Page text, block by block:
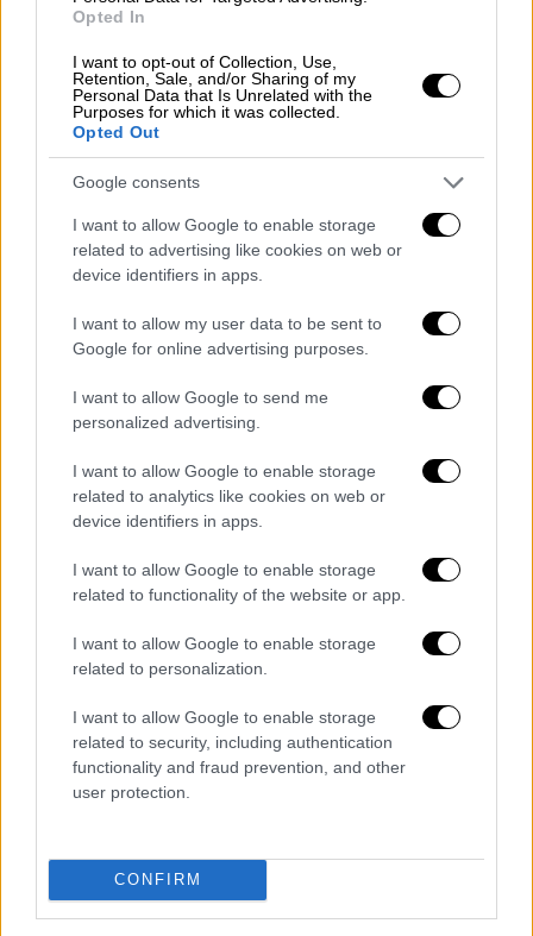
Opted In
I want to opt-out of Collection, Use,
Retention, Sale, and/or Sharing of my
Personal Data that Is Unrelated with the
Purposes for which it was collected.
Opted Out
Google consents
I want to allow Google to enable storage
related to advertising like cookies on web or
device identifiers in apps.
I want to allow my user data to be sent to
Google for online advertising purposes.
I want to allow Google to send me
personalized advertising.
I want to allow Google to enable storage
related to analytics like cookies on web or
device identifiers in apps.
I want to allow Google to enable storage
related to functionality of the website or app.
I want to allow Google to enable storage
related to personalization.
I want to allow Google to enable storage
related to security, including authentication
functionality and fraud prevention, and other
user protection.
CONFIRM
ερωτήσειςτου διδαγμένου κειμένου, που
αυτές θα προστεθούν στη μετάφραση του
αδίδακτου, το άριστα για το οποίο θα είναι
πλέον 10 μονάδες στις 20, από 8 που ήταν
μέχρι πέρυσι.
Ειδικά μαθήματα
Με το πέρας τωνεξετάσεων
(ΕΠΑΛ) θα ακολουθήσουν οι εξετάσεις για τα
ειδικά μαθήματα, από17 έως και 29 Ιουνίου
Αρχικά, στις17 Ιουνίουοι υποψήφιοιθα
στις 19 Ιουνίου στα Γερμανικά. Στη συνέχεια,
θα διεξαχθούν οι εξετάσεις τουΕλεύθερου
και Γραμμικού Σχεδίου
αντίστοιχα).
μαθημάτων που αφορούν στην εισαγωγή
μουσικά τμήματα: Αρμονία (22 Ιουνίου),
Έλεγχος Μουσικών Ακουστικών Ικανοτήτων
(23 Ιουνίου), Μουσική Αντίληψη και Γνώση
(24 Ιουνίου), Μουσική Εκτέλεση και Ερμηνεία
(26 Ιουνίου).
εξετάσεις των ειδικών μαθημάτωνθα
ολοκληρωθούν με τα Γαλλικά (27 Ιουνίου), τα
Ισπανικά (28 Ιουνίου) και τα Ιταλικά (29